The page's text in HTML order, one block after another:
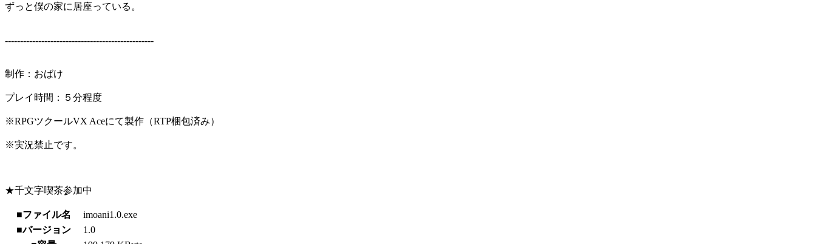
ずっと僕の家に居座っている。
-------------------------------------------------
制作：おばけ
プレイ時間：５分程度
※RPGツクールVX Aceにて製作（RTP梱包済み）
※実況禁止です。
★千文字喫茶参加中
■ファイル名
imoani1.0.exe
■バージョン
1.0